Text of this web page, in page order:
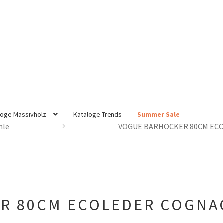
Massivholz Kataloge Trends Summer Sale
VOGUE BARHOCKER 80CM
80CM ECOLEDER